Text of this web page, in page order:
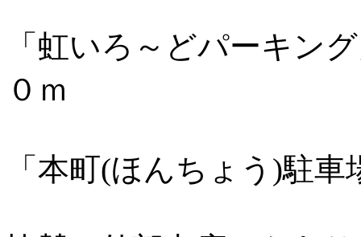
「虹いろ～どパーキン
０ｍ
「本町(ほんちょう)駐